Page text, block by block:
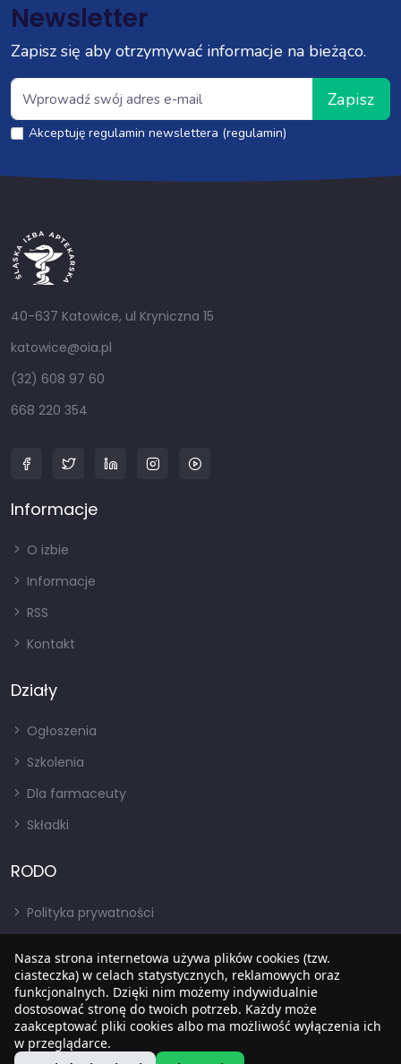
Newsletter
Zapisz się aby otrzymywać informacje na bieżąco.
Zapisz
Akceptuję regulamin newslettera (regulamin)
40-637 Katowice, ul Kryniczna 15
katowice@oia.pl
(32) 608 97 60
668 220 354
Informacje
O izbie
Informacje
RSS
Kontakt
Działy
Ogłoszenia
Szkolenia
Dla farmaceuty
Składki
RODO
Polityka prywatności
RODO
BIP
Nasza strona internetowa używa plików cookies (tzw.
ciasteczka) w celach statystycznych, reklamowych oraz
funkcjonalnych. Dzięki nim możemy indywidualnie
dostosować stronę do twoich potrzeb. Każdy może
zaakceptować pliki cookies albo ma możliwość wyłączenia ich
w przeglądarce.